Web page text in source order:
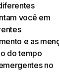
você em
e as
do tempo
no